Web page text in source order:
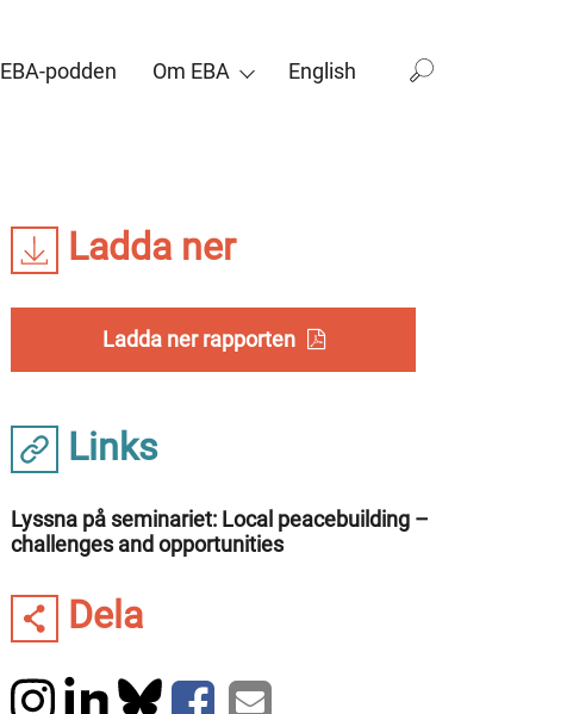
EBA-podden Om EBA English
Ladda ner
Ladda ner rapporten
Links
Lyssna på seminariet: Local peacebuilding –
challenges and opportunities
Dela